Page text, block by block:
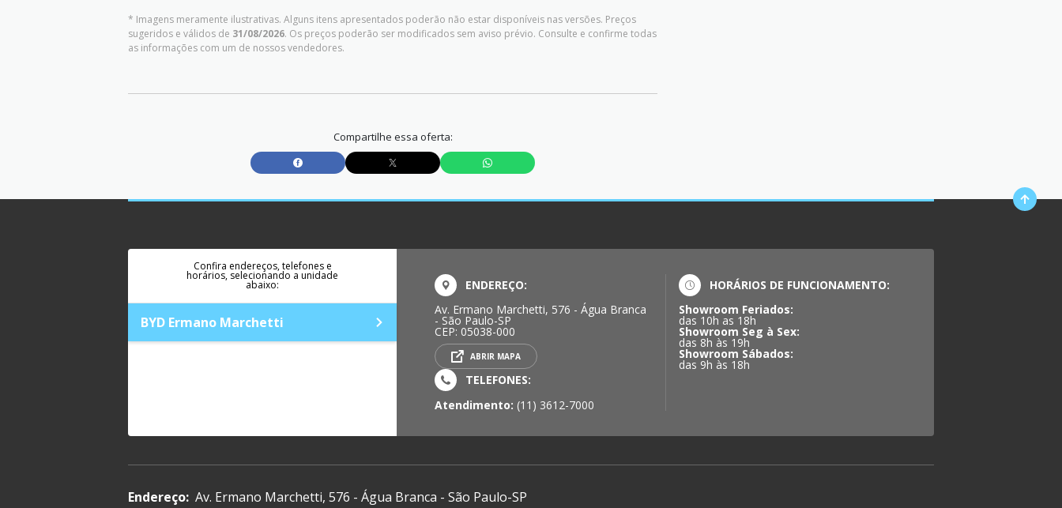
* Imagens meramente ilustrativas. Alguns itens apresentados poderão não estar disponíveis nas versões. Preços
sugeridos e válidos de 31/08/2026. Os preços poderão ser modificados sem aviso prévio. Consulte e confirme todas
as informações com um de nossos vendedores.
Compartilhe essa oferta:
Confira endereços, telefones e
horários, selecionando a unidade
abaixo:
BYD Ermano Marchetti
ENDEREÇO:
Av. Ermano Marchetti, 576 - Água Branca
- São Paulo-SP
CEP: 05038-000
ABRIR MAPA
TELEFONES:
Atendimento: (11) 3612-7000
HORÁRIOS DE FUNCIONAMENTO:
Showroom Feriados:
das 10h as 18h
Showroom Seg à Sex:
das 8h às 19h
Showroom Sábados:
das 9h às 18h
Endereço: Av. Ermano Marchetti, 576 - Água Branca - São Paulo-SP